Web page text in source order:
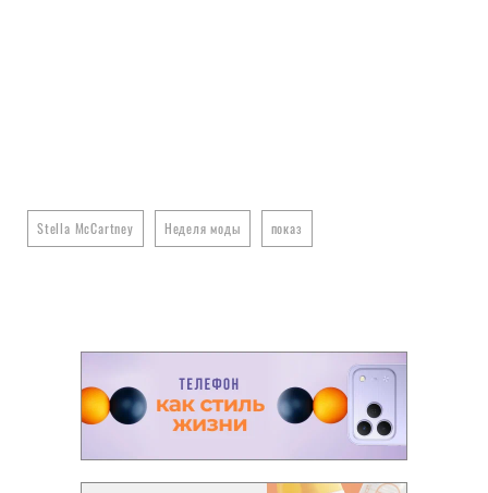
Stella McCartney Неделя моды показ